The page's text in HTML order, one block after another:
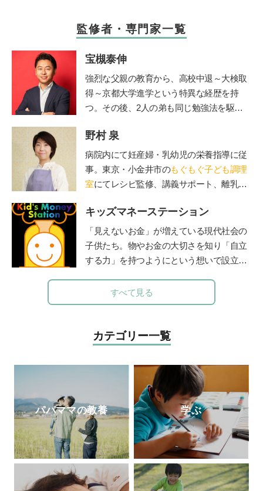
監修者・専門家一覧
宝槻泰伸
強烈な父親の教育から、高校中退～大検取
得～京都大学進学という特異な経歴を持
つ。その後、2人の弟も同じ勉強法を駆使
す。大学卒業後、私立高校や職業訓練校で
の指導経験を経て、2012年に東京都三鷹市
で「子どもの好奇心に火をつける」学習を
テーマにした探究学舎を開校。５児の父。
めさまざまなメディアで取り上げられてい
る。著書に『勉強嫌いほどハマる勉強法
子どもが勝手に学びだす!!宝槻家のストー
リー活用術』(PHP研究所)、『探究学舎の
能力よりも興味を育てる探究メソッドのす
べて 元素編』(方丈社)、『強烈なオヤジが
s://tanqgakusha.jp/
野村 泉
病院内にて妊産婦・乳幼児の栄養指導に従
事。東京・小金井市のもぐもぐ子ども調理
室にてレシピ監修、講義サポート、離乳
キッズマネーステーション
「見えないお金」が増えている現代社会の
子供たち。物やお金の大切さを知り「自立
する力」を持つようにという想いで設立。
や学校などを中心に、お金教育・キャリア
教育の授業や講演を行う。2018年までに11
nsenkyouiku.com/
すべて見る
カテゴリー一覧
パパママの教養 学ぶ